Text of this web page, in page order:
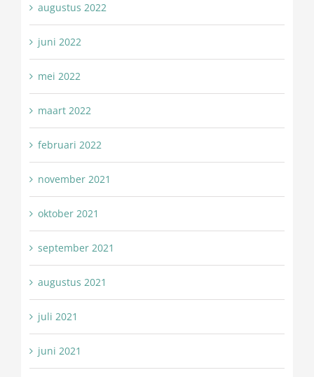
augustus 2022
juni 2022
mei 2022
maart 2022
februari 2022
november 2021
oktober 2021
september 2021
augustus 2021
juli 2021
juni 2021